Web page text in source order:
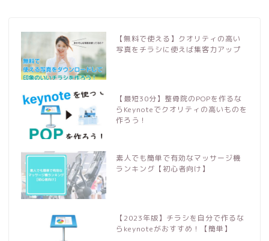
【無料で使える】クオリティの高い
写真をチラシに使えば集客力アップ
【最短30分】整骨院のPOPを作るな
らKeynoteでクオリティの高いものを
作ろう！
素人でも簡単で有効なマッサージ機
ランキング【初心者向け】
【2023年版】チラシを自分で作るな
らkeynoteがおすすめ！【簡単】